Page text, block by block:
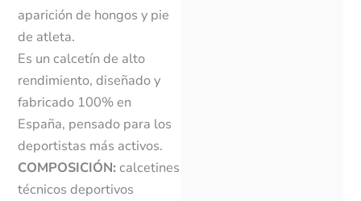
aparición de hongos y pie
de atleta.
Es un calcetín de alto
rendimiento, diseñado y
fabricado 100% en
España, pensado para los
deportistas más activos.
COMPOSICIÓN:calcetines
técnicos deportivos